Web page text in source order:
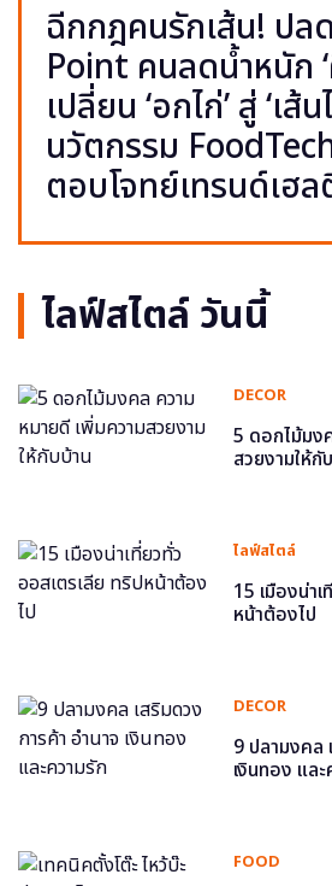
ฉีกกฎคนรักเส้น! ปล
Point คนลดน้ำหนัก ‘
เปลี่ยน ‘อกไก่’ สู่ ‘เส้
นวัตกรรม
ตอบโจทย์เทรนด์เฮล
ไลฟ์สไตล์ วันนี้
DECOR
5 ดอกไม้มง
สวยงามให้กั
ไลฟ์สไตล์
15 เมืองน่า
หน้าต้องไป
DECOR
9 ปลามงคล
เงินทอง แล
FOOD